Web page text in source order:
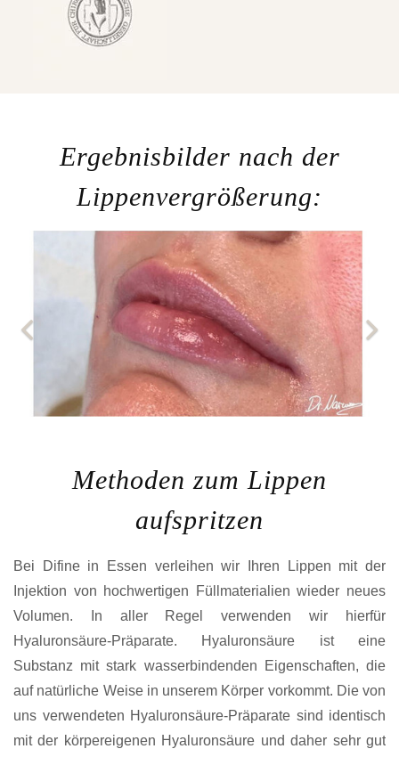
Ergebnisbilder nach der
Lippenvergrößerung:
Methoden zum Lippen
aufspritzen
Bei Difine in Essen verleihen wir Ihren Lippen mit der
Injektion von hochwertigen Füllmaterialien wieder neues
Volumen. In aller Regel verwenden wir hierfür
Hyaluronsäure-Präparate. Hyaluronsäure ist eine
Substanz mit stark wasserbindenden Eigenschaften, die
auf natürliche Weise in unserem Körper vorkommt. Die von
uns verwendeten Hyaluronsäure-Präparate sind identisch
mit der körpereigenen Hyaluronsäure und daher sehr gut